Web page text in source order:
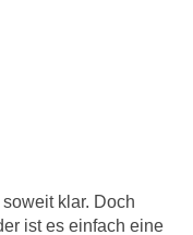
klar. Doch
ist es einfach eine